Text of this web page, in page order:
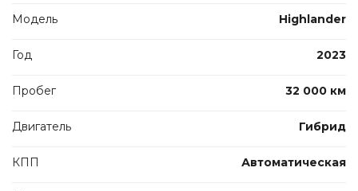
Модель Highlander
Год 2023
Пробег 32 000 км
Двигатель Гибрид
КПП Автоматическая